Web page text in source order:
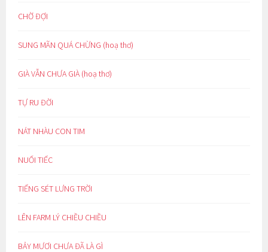
CHỜ ĐỢI
SUNG MÃN QUÁ CHỪNG (hoạ thơ)
GIÀ VẪN CHƯA GIÀ (hoạ thơ)
TỰ RU ĐỜI
NÁT NHÀU CON TIM
NUỐI TIẾC
TIẾNG SÉT LƯNG TRỜI
LÊN FARM LÝ CHIỀU CHIỀU
BẢY MƯƠI CHƯA ĐÃ LÀ GÌ